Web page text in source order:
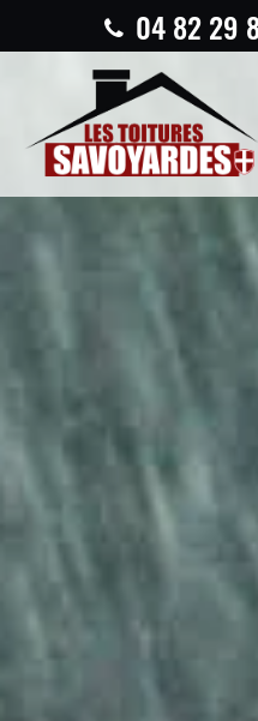
04 82 29